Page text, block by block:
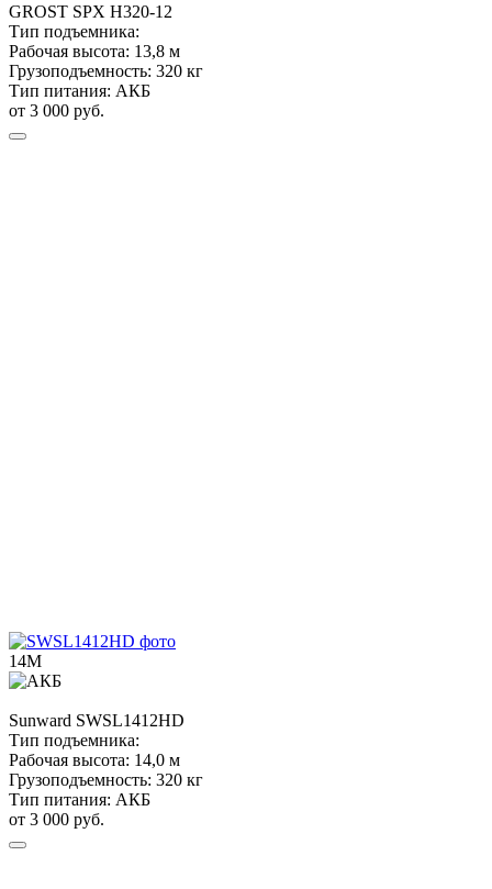
GROST SPX H320-12
Тип подъемника:
Рабочая высота: 13,8 м
Грузоподъемность: 320 кг
Тип питания: АКБ
от 3 000 руб.
14М
Sunward SWSL1412HD
Тип подъемника:
Рабочая высота: 14,0 м
Грузоподъемность: 320 кг
Тип питания: АКБ
от 3 000 руб.